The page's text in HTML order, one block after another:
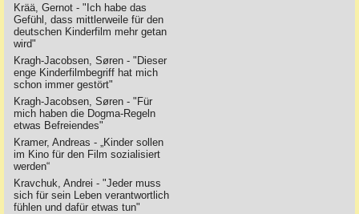
Krää, Gernot - "Ich habe das
Gefühl, dass mittlerweile für den
deutschen Kinderfilm mehr getan
wird"
Kragh-Jacobsen, Søren - "Dieser
enge Kinderfilmbegriff hat mich
schon immer gestört"
Kragh-Jacobsen, Søren - "Für
mich haben die Dogma-Regeln
etwas Befreiendes"
Kramer, Andreas - „Kinder sollen
im Kino für den Film sozialisiert
werden“
Kravchuk, Andrei - "Jeder muss
sich für sein Leben verantwortlich
fühlen und dafür etwas tun"